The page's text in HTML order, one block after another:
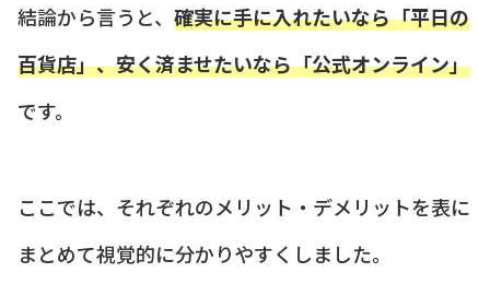
結論から言うと、 確実に手に入れたいなら「平日の
百貨店」、安く済ませたいなら「公式オンライン」
です。
ここでは、それぞれのメリット・デメリットを表に
まとめて視覚的に分かりやすくしました。